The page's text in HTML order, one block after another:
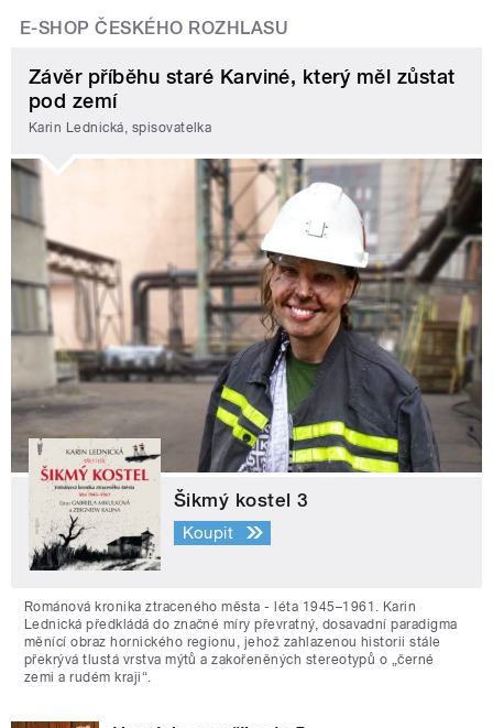
E-SHOP ČESKÉHO ROZHLASU
Závěr příběhu staré Karviné, který měl zůstat
pod zemí
Karin Lednická, spisovatelka
Šikmý kostel 3
Koupit
Románová kronika ztraceného města - léta 1945–1961. Karin
Lednická předkládá do značné míry převratný, dosavadní paradigma
měnící obraz hornického regionu, jehož zahlazenou historii stále
překrývá tlustá vrstva mýtů a zakořeněných stereotypů o „černé
zemi a rudém kraji“.